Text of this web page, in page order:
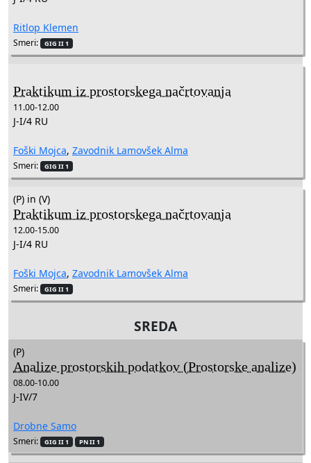
Ritlop Klemen
Smeri: GIG II 1
Praktikum iz prostorskega načrtovanja
11.00-12.00
J-I/4 RU
Foški Mojca, Zavodnik Lamovšek Alma
Smeri: GIG II 1
(P) in (V)
Praktikum iz prostorskega načrtovanja
12.00-15.00
J-I/4 RU
Foški Mojca, Zavodnik Lamovšek Alma
Smeri: GIG II 1
SREDA
(P)
Analize prostorskih podatkov (Prostorske analize)
08.00-10.00
J-IV/7
Drobne Samo
Smeri: GIG II 1 PN II 1